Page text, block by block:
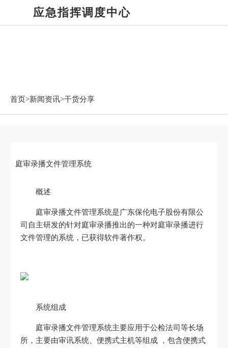
应急指挥调度中心
首页>新闻资讯>干货分享
庭审录播文件管理系统
概述
庭审录播文件管理系统是广东保伦电子股份有限公
司自主研发的针对庭审录播推出的一种对庭审录播进行
文件管理的系统，已获得软件著作权。
系统组成
庭审录播文件管理系统主要应用于公检法司等长场
所，主要由审讯系统、便携式主机等组成 ，包含便携式